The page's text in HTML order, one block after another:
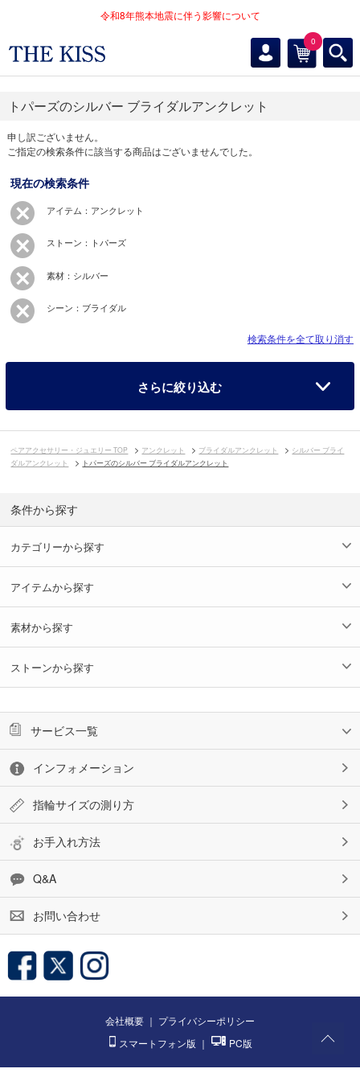
令和8年熊本地震に伴う影響について
0
トパーズのシルバー ブライダルアンクレット
申し訳ございません。
ご指定の検索条件に該当する商品はございませんでした。
現在の検索条件
アイテム：アンクレット
ストーン：トパーズ
素材：シルバー
シーン：ブライダル
検索条件を全て取り消す
さらに絞り込む
ペアアクセサリー・ジュエリー TOP アンクレット ブライダルアンクレット
シルバー ブライ
ダルアンクレット
トパーズのシルバー ブライダルアンクレット
条件から探す
カテゴリーから探す
アイテムから探す
素材から探す
ストーンから探す
サービス一覧
インフォメーション
指輪サイズの測り方
お手入れ方法
Q&A
お問い合わせ
会社概要 ｜ プライバシーポリシー
スマートフォン版 ｜ PC版